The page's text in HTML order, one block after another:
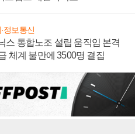
정보통신
스 통합노조 설립 움직임 본격
체계 불만에 3500명 결집